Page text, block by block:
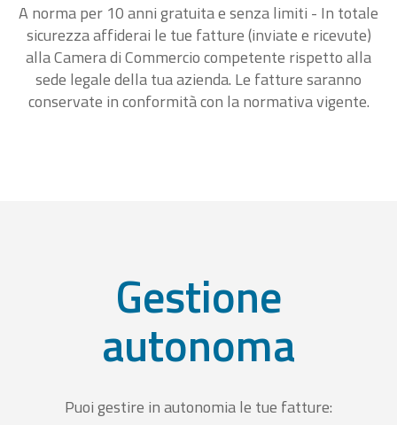
A norma per 10 anni gratuita e senza limiti - In totale
sicurezza affiderai le tue fatture (inviate e ricevute)
alla Camera di Commercio competente rispetto alla
sede legale della tua azienda. Le fatture saranno
conservate in conformità con la normativa vigente.
Gestione
autonoma
Puoi gestire in autonomia le tue fatture: